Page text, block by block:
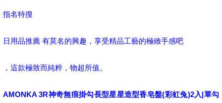
指名特搜
日用品推薦 有莫名的興趣，享受精品工藝的極緻手感吧
，這款極致而純粹，物超所值。
AMONKA 3R神奇無痕掛勾長型星星造型香皂盤(彩虹兔)2入|單勾